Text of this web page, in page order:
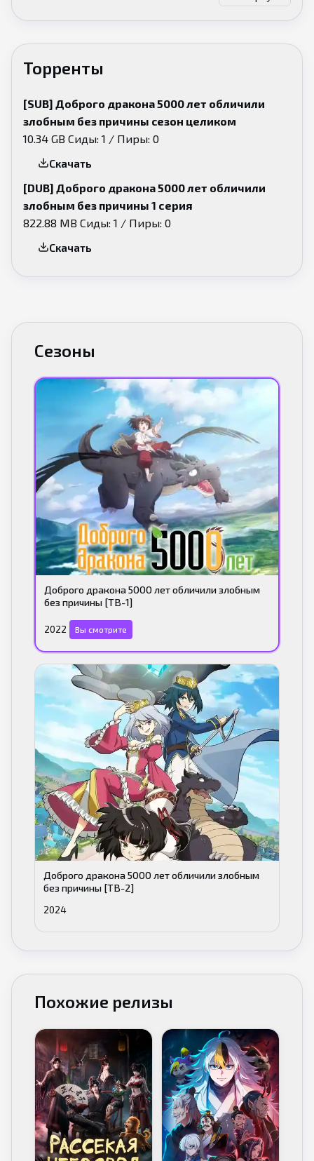
своей деревни и избавления мира от Князя Тьмы.
Чудовищем, генералом армии Князя Тьмы». Он
соглашается отыграть отведённую ему роль,
прожила свою жизнь спокойно, но его крохотная
ложь во благо пробуждает в малышке скрытые
магические силы. Его тихой жизни приходит
конец.
Торренты
[SUB] Доброго дракона 5000 лет обличили
злобным без причины cезон целиком
10.34 GB Сиды: 1 / Пиры: 0
Скачать
[DUB] Доброго дракона 5000 лет обличили
злобным без причины 1 серия
822.88 MB Сиды: 1 / Пиры: 0
Скачать
Сезоны
Доброго дракона 5000 лет обличили злобным
без причины [ТВ-1]
2022 Вы смотрите
Доброго дракона 5000 лет обличили злобным
без причины [ТВ-2]
2024
Похожие релизы